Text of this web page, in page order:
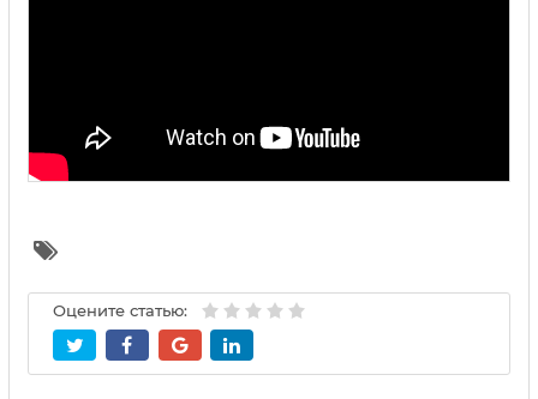
Оцените статью: